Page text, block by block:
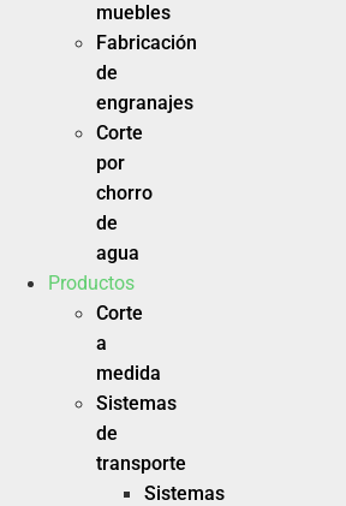
muebles
Fabricación
de
engranajes
Corte
por
chorro
de
agua
Productos
Corte
a
medida
Sistemas
de
transporte
Sistemas